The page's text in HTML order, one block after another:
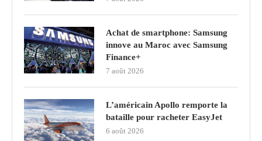
Achat de smartphone: Samsung
innove au Maroc avec Samsung
Finance+
7 août 2026
L’américain Apollo remporte la
bataille pour racheter EasyJet
6 août 2026